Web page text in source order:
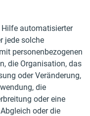
automatisierter
jede solche
personenbezogenen
die Organisation, das
oder Veränderung,
die
oder eine
oder die